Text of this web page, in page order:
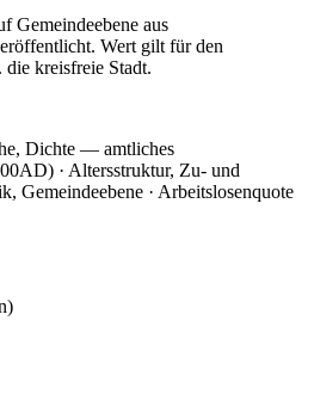
Gemeindeebene aus
Wert gilt für den
kreisfreie Stadt.
Dichte — amtliches
· Altersstruktur, Zu- und
Gemeindeebene · Arbeitslosenquote